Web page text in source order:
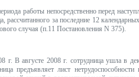
работы непосредственно перед
рассчитанного за последние 12
случая (п.11 Постановления N 375).
г. В августе 2008 г. сотрудница ушла в
предъявляет лист